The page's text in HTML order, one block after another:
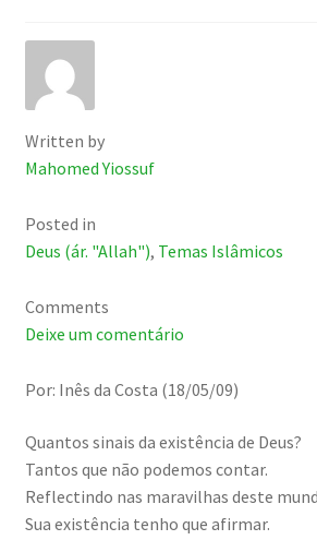
Written by
Mahomed Yiossuf
Posted in
Deus (ár. "Allah"), Temas Islâmicos
Comments
Deixe um comentário
Por: Inês da Costa (18/05/09)
Quantos sinais da existência de Deus?
Tantos que não podemos contar.
Reflectindo nas maravilhas deste
Sua existência tenho que afirmar.